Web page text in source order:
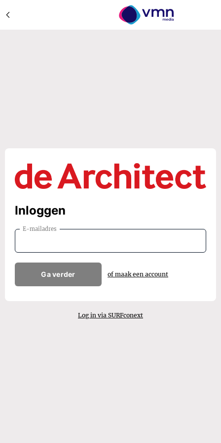
Inloggen
E-mailadres
Ga verder of maak een account
Log in via SURFconext